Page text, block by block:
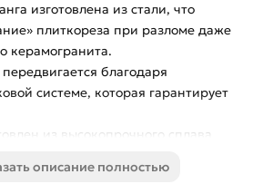
изготовлена из стали, что
плиткореза при разломе даже
керамогранита.
благодаря
системе, которая гарантирует
из высокопрочного сплава
Рабочий стол покрыт
описание полностью